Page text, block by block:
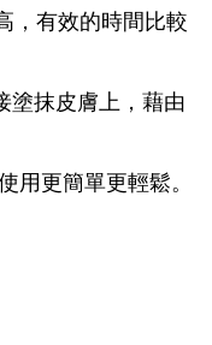
，有效的時間比較
塗抹皮膚上，藉由
用更簡單更輕鬆。